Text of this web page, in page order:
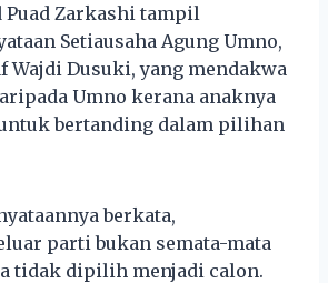
Puad Zarkashi tampil
Setiausaha Agung Umno,
Wajdi Dusuki, yang mendakwa
Umno kerana anaknya
bertanding dalam pilihan
berkata,
parti bukan semata-mata
tidak dipilih menjadi calon.